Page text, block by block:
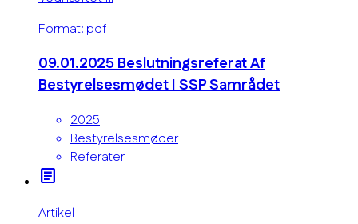
Format: pdf
09.01.2025 Beslutningsreferat Af
Bestyrelsesmødet I SSP Samrådet
2025
Bestyrelsesmøder
Referater
article
Artikel